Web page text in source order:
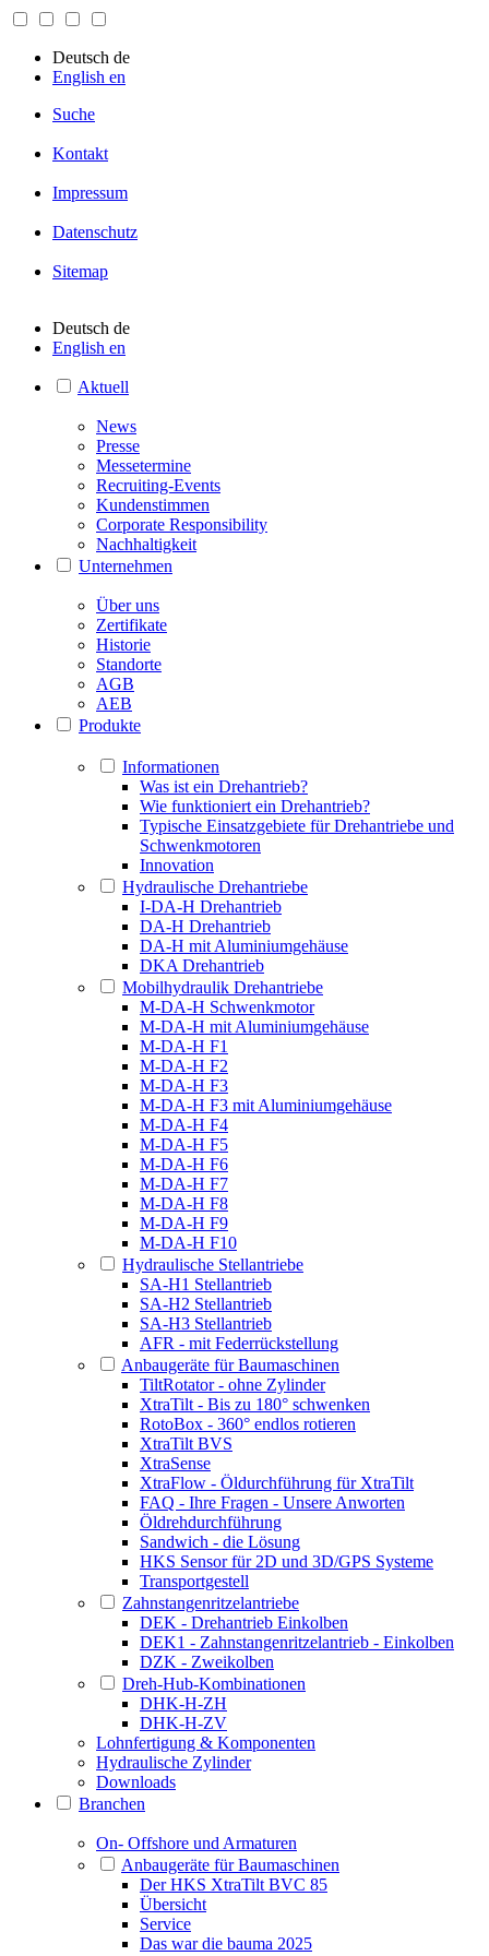
Deutsch de
English en
Suche
Kontakt
Impressum
Datenschutz
Sitemap
Deutsch de
English en
Aktuell
News
Presse
Messetermine
Recruiting-Events
Kundenstimmen
Corporate Responsibility
Nachhaltigkeit
Unternehmen
Über uns
Zertifikate
Historie
Standorte
AGB
AEB
Produkte
Informationen
Was ist ein Drehantrieb?
Wie funktioniert ein Drehantrieb?
Typische Einsatzgebiete für Drehantriebe und
Schwenkmotoren
Innovation
Hydraulische Drehantriebe
I-DA-H Drehantrieb
DA-H Drehantrieb
DA-H mit Aluminiumgehäuse
DKA Drehantrieb
Mobilhydraulik Drehantriebe
M-DA-H Schwenkmotor
M-DA-H mit Aluminiumgehäuse
M-DA-H F1
M-DA-H F2
M-DA-H F3
M-DA-H F3 mit Aluminiumgehäuse
M-DA-H F4
M-DA-H F5
M-DA-H F6
M-DA-H F7
M-DA-H F8
M-DA-H F9
M-DA-H F10
Hydraulische Stellantriebe
SA-H1 Stellantrieb
SA-H2 Stellantrieb
SA-H3 Stellantrieb
AFR - mit Federrückstellung
Anbaugeräte für Baumaschinen
TiltRotator - ohne Zylinder
XtraTilt - Bis zu 180° schwenken
RotoBox - 360° endlos rotieren
XtraTilt BVS
XtraSense
XtraFlow - Öldurchführung für XtraTilt
FAQ - Ihre Fragen - Unsere Anworten
Öldrehdurchführung
Sandwich - die Lösung
HKS Sensor für 2D und 3D/GPS Systeme
Transportgestell
Zahnstangenritzelantriebe
DEK - Drehantrieb Einkolben
DEK1 - Zahnstangenritzelantrieb - Einkolben
DZK - Zweikolben
Dreh-Hub-Kombinationen
DHK-H-ZH
DHK-H-ZV
Lohnfertigung & Komponenten
Hydraulische Zylinder
Downloads
Branchen
On- Offshore und Armaturen
Anbaugeräte für Baumaschinen
Der HKS XtraTilt BVC 85
Übersicht
Service
Das war die bauma 2025